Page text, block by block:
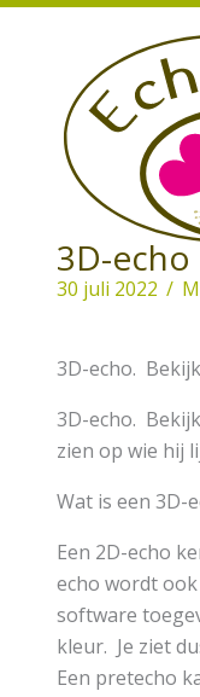
Ga
3D-echo
30 juli 2022 /
3D-echo.
3D-echo.
zien op wie hij
Wat is een 3D-
Een 2D-echo
echo wordt
software
kleur. Je ziet
Een pretecho